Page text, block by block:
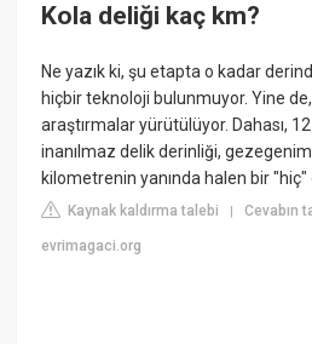
Kola deliği kaç km?
Ne yazık ki, şu etapta o kadar
hiçbir teknoloji bulunmuyor. Yine
araştırmalar yürütülüyor. Dahası,
inanılmaz delik derinliği,
kilometrenin yanında halen bir "hiç"
Kaynak kaldırma talebi |Cevabın
evrimagaci.org